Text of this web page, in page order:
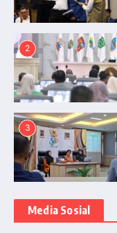
2
3
Media Sosial